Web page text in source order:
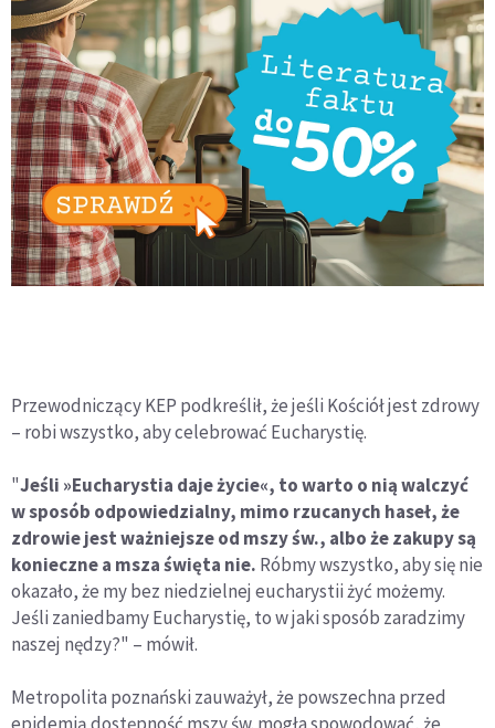
Przewodniczący KEP podkreślił, że jeśli Kościół jest zdrowy
– robi wszystko, aby celebrować Eucharystię.
"Jeśli »Eucharystia daje życie«, to warto o nią walczyć
w sposób odpowiedzialny, mimo rzucanych haseł, że
zdrowie jest ważniejsze od mszy św., albo że zakupy są
konieczne a msza święta nie. Róbmy wszystko, aby się nie
okazało, że my bez niedzielnej eucharystii żyć możemy.
Jeśli zaniedbamy Eucharystię, to w jaki sposób zaradzimy
naszej nędzy?" – mówił.
Metropolita poznański zauważył, że powszechna przed